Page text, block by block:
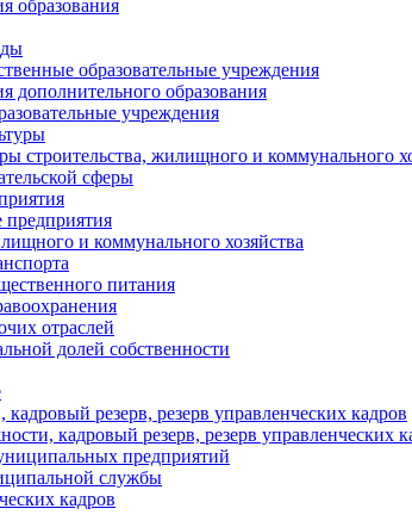
образования
образовательные учреждения
дополнительного образования
учреждения
строительства, жилищного и коммунального
сферы
и коммунального хозяйства
питания
отраслей
долей собственности
резерв, резерв управленческих кадров
кадровый резерв, резерв управленческих
предприятий
службы
кадров